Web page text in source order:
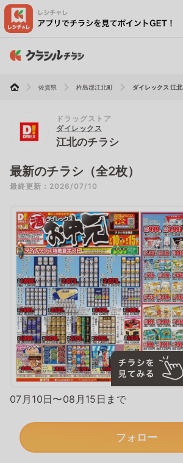
佐賀県 杵島郡江北町 ダイレックス 江北
ドラッグストア
ダイレックス
江北のチラシ
最新のチラシ（全2枚）
最終更新：2026/07/10
07月10日〜08月15日まで
フォロー